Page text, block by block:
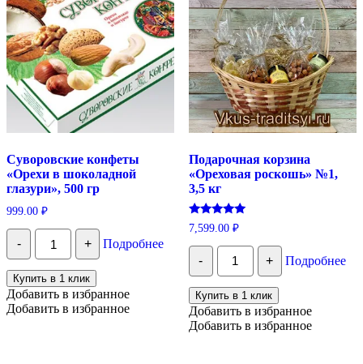
Суворовские конфеты
«Орехи в шоколадной
глазури», 500 гр
999.00 ₽
-
Количество
Суворовские
конфеты
"Орехи
в
шоколадной
глазури",
+ Подробнее
Купить в 1 клик
Добавить в избранное
Добавить в избранное
Подарочная корзина
«Ореховая роскошь» №1,
3,5 кг
Оценка
5.00
из 5
7,599.00 ₽
-
Количество
Подарочная
корзина
"Ореховая
роскошь"
№1,
3,5
+ Подробнее
Купить в 1 клик
Добавить в избранное
Добавить в избранное